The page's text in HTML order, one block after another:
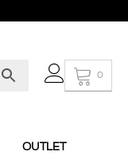
0
OUTLET